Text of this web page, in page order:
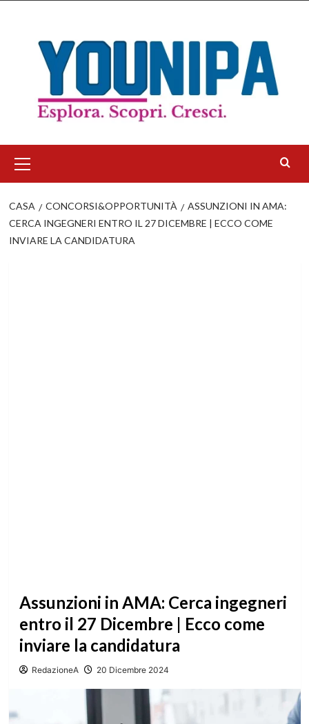
contenuto
principale
CASA CONCORSI&OPPORTUNITÀ
ASSUNZIONI IN AMA:
CERCA INGEGNERI ENTRO IL 27 DICEMBRE | ECCO COME
INVIARE LA CANDIDATURA
Assunzioni in AMA: Cerca ingegneri
entro il 27 Dicembre | Ecco come
inviare la candidatura
RedazioneA 20 Dicembre 2024